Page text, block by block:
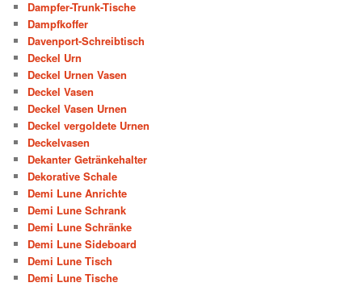
Dampfer-Trunk-Tische
Dampfkoffer
Davenport-Schreibtisch
Deckel Urn
Deckel Urnen Vasen
Deckel Vasen
Deckel Vasen Urnen
Deckel vergoldete Urnen
Deckelvasen
Dekanter Getränkehalter
Dekorative Schale
Demi Lune Anrichte
Demi Lune Schrank
Demi Lune Schränke
Demi Lune Sideboard
Demi Lune Tisch
Demi Lune Tische